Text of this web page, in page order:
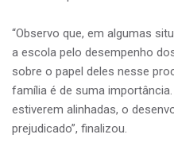
“Observo que, em algumas
a escola pelo desempenho
sobre o papel deles nesse
família é de suma
estiverem alinhadas, o
prejudicado”, finalizou.